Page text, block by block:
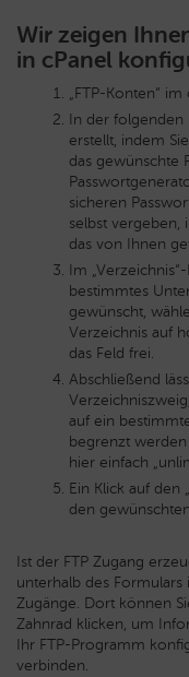
Wir zeigen
in cPanel
„FTP-Konten“
In der folgenden
erstellt, indem
das gewünschte
sicheren
selbst vergeben,
das von Ihnen
Im
bestimmtes
gewünscht,
Verzeichnis auf
das Feld frei.
Abschließend
auf ein
begrenzt werden
hier einfach
Ein Klick auf den
den
Ist der FTP Zugang
unterhalb des Formulars
Zugänge. Dort können
Zahnrad klicken, um
Ihr FTP-Programm
verbinden.